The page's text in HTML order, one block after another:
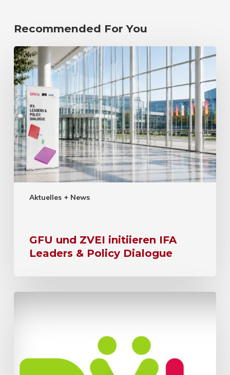
Recommended For You
Aktuelles + News
GFU und ZVEI initiieren IFA
Leaders & Policy Dialogue